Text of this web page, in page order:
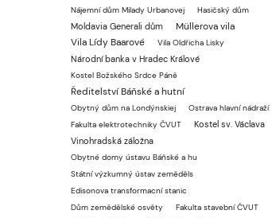
Nájemní dům Milady Urbanovej Hasičský dům
Moldavia Generali dům
Müllerova vila
Vila Lídy Baarové
Vila Oldřicha Lisky
Národní banka v Hradec Králové
Kostel Božského Srdce Páně
Ředitelství Báňské a hutní
Obytný dům na Londýnskiej
Ostrava hlavní nádraží
Fakulta elektrotechniky ČVUT
Kostel sv. Václava
Vinohradská záložna
Obytné domy ústavu Báňské a hu
Státní výzkumný ústav zeměděls
Edisonova transformacní stanic
Dům zemědělské osvěty
Fakulta stavební ČVUT